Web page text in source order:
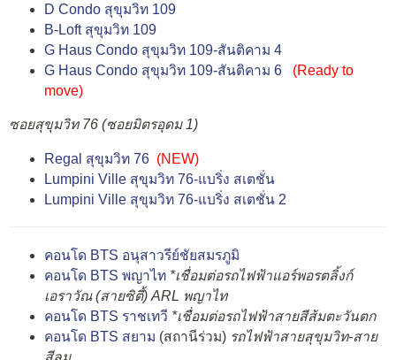
D Condo สุขุมวิท 109
B-Loft สุขุมวิท 109
G Haus Condo สุขุมวิท 109-สันติคาม 4
G Haus Condo สุขุมวิท 109-สันติคาม 6
(Ready to
move)
ซอยสุขุมวิท 76 (ซอยมิตรอุดม 1)
Regal สุขุมวิท 76 (NEW)
Lumpini Ville สุขุมวิท 76-แบริ่ง สเตชั่น
Lumpini Ville สุขุมวิท 76-แบริ่ง สเตชั่น 2
คอนโด BTS อนุสาวรีย์ชัยสมรภูมิ
คอนโด BTS พญาไท *เชื่อมต่อรถไฟฟ้าแอร์พอรตลิ้งก์
เอราวัณ (สายซิตี้) ARL พญาไท
คอนโด BTS ราชเทวี *เชื่อมต่อรถไฟฟ้าสายสีส้มตะวันตก
คอนโด BTS สยาม (สถานีร่วม) รถไฟฟ้าสายสุขุมวิท-สาย
สีลม